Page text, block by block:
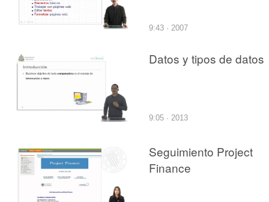
9:43 · 2007
Datos y tipos de datos
9:05 · 2013
Seguimiento Project
Finance